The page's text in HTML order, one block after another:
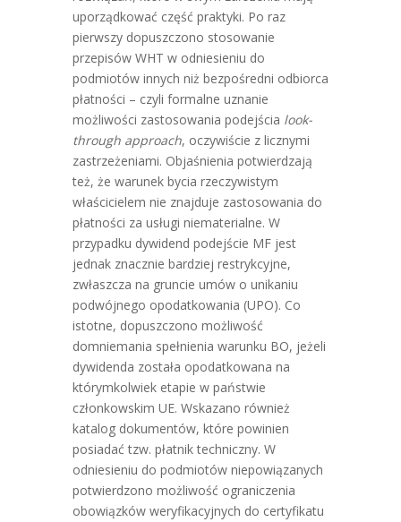
uporządkować część praktyki. Po raz
pierwszy dopuszczono stosowanie
przepisów WHT w odniesieniu do
podmiotów innych niż bezpośredni odbiorca
płatności – czyli formalne uznanie
możliwości zastosowania podejścia look-
through approach, oczywiście z licznymi
zastrzeżeniami. Objaśnienia potwierdzają
też, że warunek bycia rzeczywistym
właścicielem nie znajduje zastosowania do
płatności za usługi niematerialne. W
przypadku dywidend podejście MF jest
jednak znacznie bardziej restrykcyjne,
zwłaszcza na gruncie umów o unikaniu
podwójnego opodatkowania (UPO). Co
istotne, dopuszczono możliwość
domniemania spełnienia warunku BO, jeżeli
dywidenda została opodatkowana na
którymkolwiek etapie w państwie
członkowskim UE. Wskazano również
katalog dokumentów, które powinien
posiadać tzw. płatnik techniczny. W
odniesieniu do podmiotów niepowiązanych
potwierdzono możliwość ograniczenia
obowiązków weryfikacyjnych do certyfikatu